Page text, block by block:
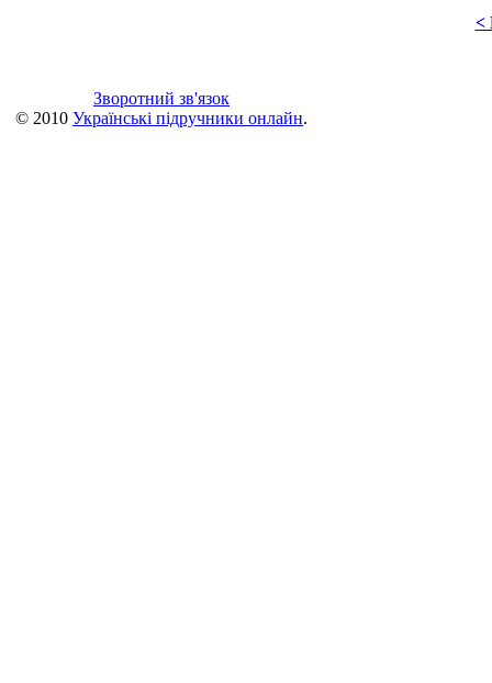
<
Зворотний зв'язок
© 2010 Українські підручники онлайн.